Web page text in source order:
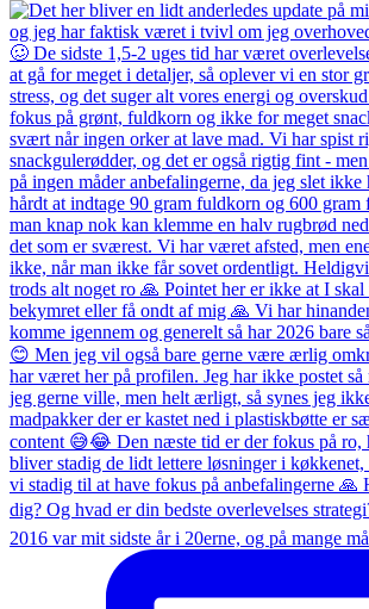
2016 var mit sidste år i 20erne, og på mange må